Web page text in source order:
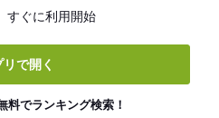
すぐに利用開始
リで開く
料でランキング検索！